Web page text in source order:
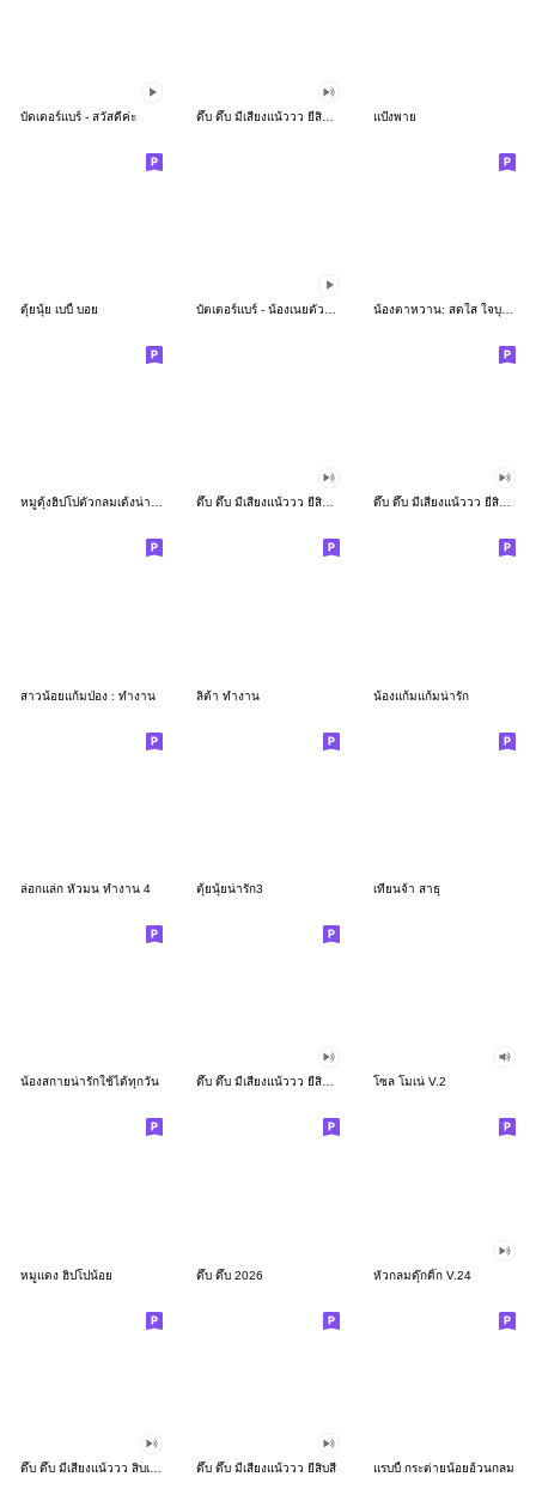
บัตเตอร์แบร์ - สวัสดีค่ะ แป้งพาย
ตุ้ยนุ้ย เบบี้ บอย น้องตาหวาน: สดใส ใจบุญ (สีพาสเทล)
หมูดุ้งฮิปโปตัวกลมเด้งน่ารัก ดึ๊บ ดึ๊บ มีเสียงแน้ววว ยี่สิบเจ็ด ดึ๊บ ดึ๊บ มีเสียงแน้ววว ยี่สิบหก
สาวน้อยแก้มป่อง : ทำงาน ลิต้า ทำงาน น้องแก้มแก้มน่ารัก
ล่อกแล่ก หัวมน ทำงาน 4 ตุ้ยนุ้ยน่ารัก3 เทียนจ้า สาธุ
น้องสกายน่ารักใช้ได้ทุกวัน ดึ๊บ ดึ๊บ มีเสียงแน้ววว ยี่สิบสอง โซล โมเน่ V.2
หมูแดง ฮิปโปน้อย ดึ๊บ ดึ๊บ 2026 หัวกลมดุ๊กดิ๊ก V.24
ดึ๊บ ดึ๊บ มีเสียงแน้ววว ยี่สิบสี่ แรบบี้ กระต่ายน้อยอ้วนกลม